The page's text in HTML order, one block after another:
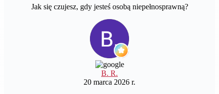
Jak się czujesz, gdy jesteś osobą niepełnosprawną?
B. R.
20 marca 2026 r.